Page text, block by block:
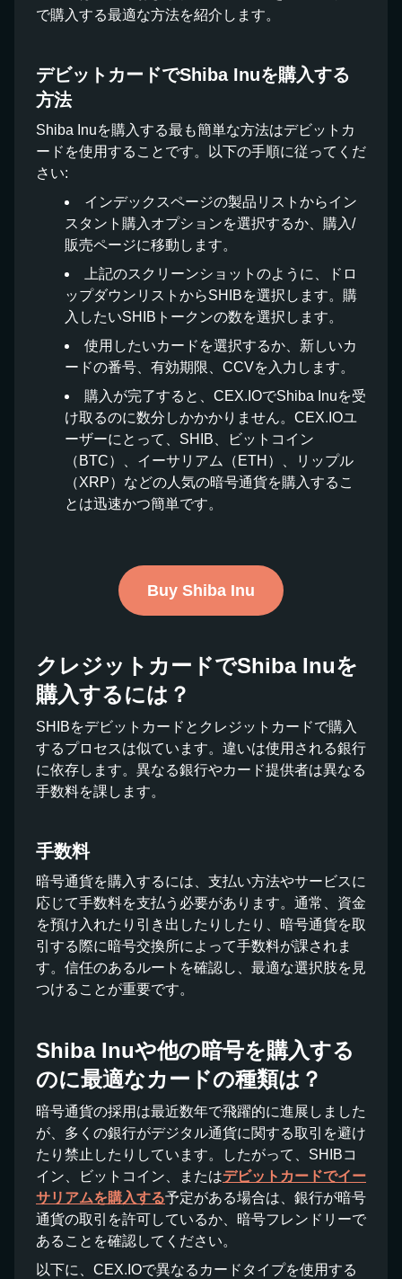
で購入する最適な方法を紹介します。
デビットカードでShiba Inuを購入する
方法
Shiba Inuを購入する最も簡単な方法はデビットカ
ードを使用することです。以下の手順に従ってくだ
さい:
インデックスページの製品リストからイン
スタント購入オプションを選択するか、購入/
販売ページに移動します。
上記のスクリーンショットのように、ドロ
ップダウンリストからSHIBを選択します。購
入したいSHIBトークンの数を選択します。
使用したいカードを選択するか、新しいカ
ードの番号、有効期限、CCVを入力します。
購入が完了すると、CEX.IOでShiba Inuを受
け取るのに数分しかかかりません。CEX.IOユ
ーザーにとって、SHIB、ビットコイン
（BTC）、イーサリアム（ETH）、リップル
（XRP）などの人気の暗号通貨を購入するこ
とは迅速かつ簡単です。
Buy Shiba Inu
クレジットカードでShiba Inuを
購入するには？
SHIBをデビットカードとクレジットカードで購入
するプロセスは似ています。違いは使用される銀行
に依存します。異なる銀行やカード提供者は異なる
手数料を課します。
手数料
暗号通貨を購入するには、支払い方法やサービスに
応じて手数料を支払う必要があります。通常、資金
を預け入れたり引き出したりしたり、暗号通貨を取
引する際に暗号交換所によって手数料が課されま
す。信任のあるルートを確認し、最適な選択肢を見
つけることが重要です。
Shiba Inuや他の暗号を購入する
のに最適なカードの種類は？
暗号通貨の採用は最近数年で飛躍的に進展しました
が、多くの銀行がデジタル通貨に関する取引を避け
たり禁止したりしています。したがって、SHIBコ
イン、ビットコイン、またはデビットカードでイー
サリアムを購入する予定がある場合は、銀行が暗号
通貨の取引を許可しているか、暗号フレンドリーで
あることを確認してください。
以下に、CEX.IOで異なるカードタイプを使用する